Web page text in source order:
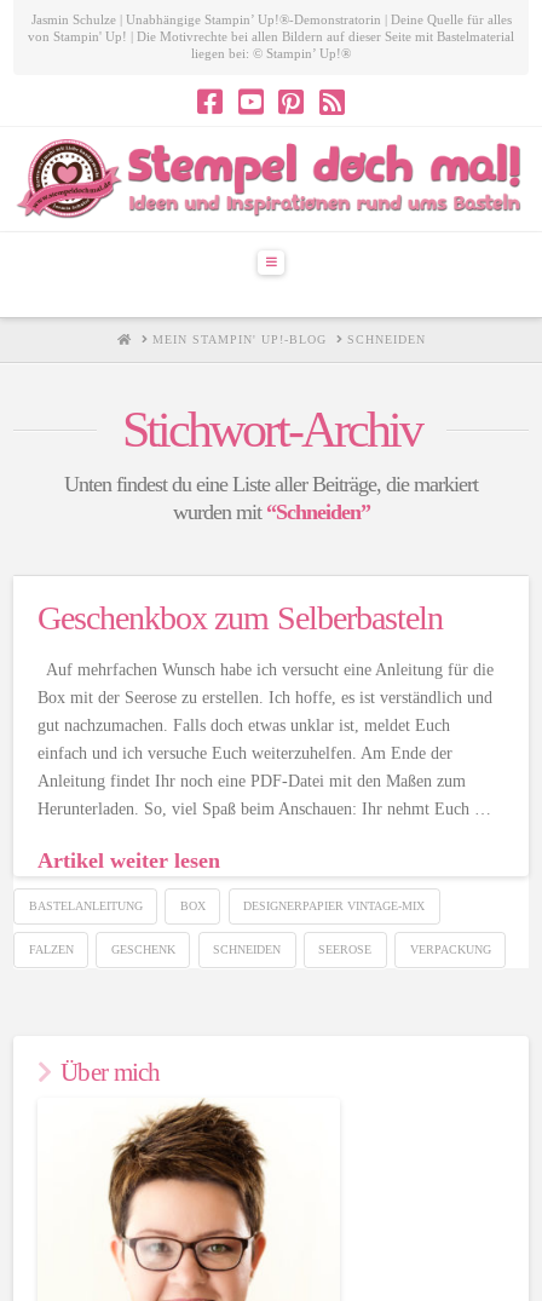
Jasmin Schulze | Unabhängige Stampin’ Up!®-Demonstratorin | Deine Quelle für alles
von Stampin' Up! | Die Motivrechte bei allen Bildern auf dieser Seite mit Bastelmaterial
liegen bei: © Stampin’ Up!®
Navigation
HOMEMEIN STAMPIN' UP!-BLOG SCHNEIDEN
Stichwort-Archiv
Unten findest du eine Liste aller Beiträge, die markiert
wurden mit “Schneiden”
Geschenkbox zum Selberbasteln
Auf mehrfachen Wunsch habe ich versucht eine Anleitung für die
Box mit der Seerose zu erstellen. Ich hoffe, es ist verständlich und
gut nachzumachen. Falls doch etwas unklar ist, meldet Euch
einfach und ich versuche Euch weiterzuhelfen. Am Ende der
Anleitung findet Ihr noch eine PDF-Datei mit den Maßen zum
Herunterladen. So, viel Spaß beim Anschauen: Ihr nehmt Euch …
Artikel weiter lesen
BASTELANLEITUNG BOX DESIGNERPAPIER VINTAGE-MIX
FALZEN GESCHENK SCHNEIDEN SEEROSE VERPACKUNG
Über mich